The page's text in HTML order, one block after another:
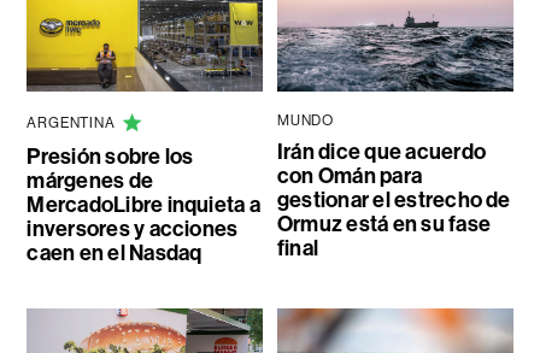
ARGENTINA
Presión sobre los
márgenes de
MercadoLibre inquieta a
inversores y acciones
caen en el Nasdaq
MUNDO
Irán dice que acuerdo
con Omán para
gestionar el estrecho de
Ormuz está en su fase
final